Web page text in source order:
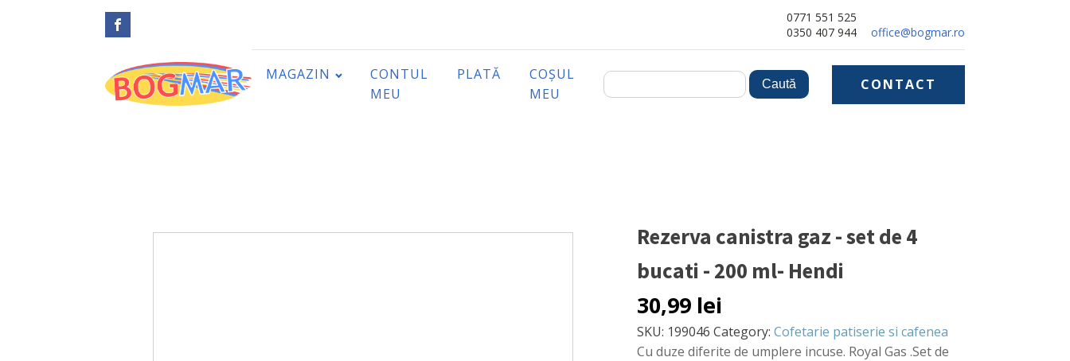
0771 551 525
0350 407 944
office@bogmar.ro
MAGAZIN
CONTUL
MEU
PLATĂ
COȘUL
MEU
CONTACT
Rezerva canistra gaz - set de 4
bucati - 200 ml- Hendi
30,99 lei
SKU: 199046 Category: Cofetarie patiserie si cafenea
Cu duze diferite de umplere incuse. Royal Gas .Set de